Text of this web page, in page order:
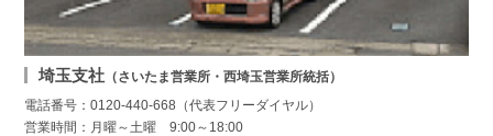
埼玉支社 （さいたま営業所・西埼玉営業所統括）
電話番号：0120-440-668（代表フリーダイヤル）
営業時間：月曜～土曜 9:00～18:00